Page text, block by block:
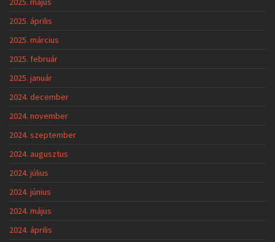
2025. április
2025. március
2025. február
2025. január
2024. december
2024. november
2024. szeptember
2024. augusztus
2024. július
2024. június
2024. május
2024. április